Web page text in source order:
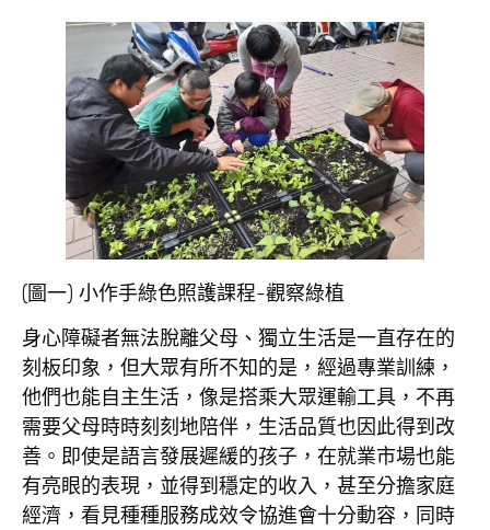
(圖一) 小作手綠色照護課程-觀察綠植
身心障礙者無法脫離父母、獨立生活是一直存在的
刻板印象，但大眾有所不知的是，經過專業訓練，
他們也能自主生活，像是搭乘大眾運輸工具，不再
需要父母時時刻刻地陪伴，生活品質也因此得到改
善。即使是語言發展遲緩的孩子，在就業市場也能
有亮眼的表現，並得到穩定的收入，甚至分擔家庭
經濟，看見種種服務成效令協進會十分動容，同時